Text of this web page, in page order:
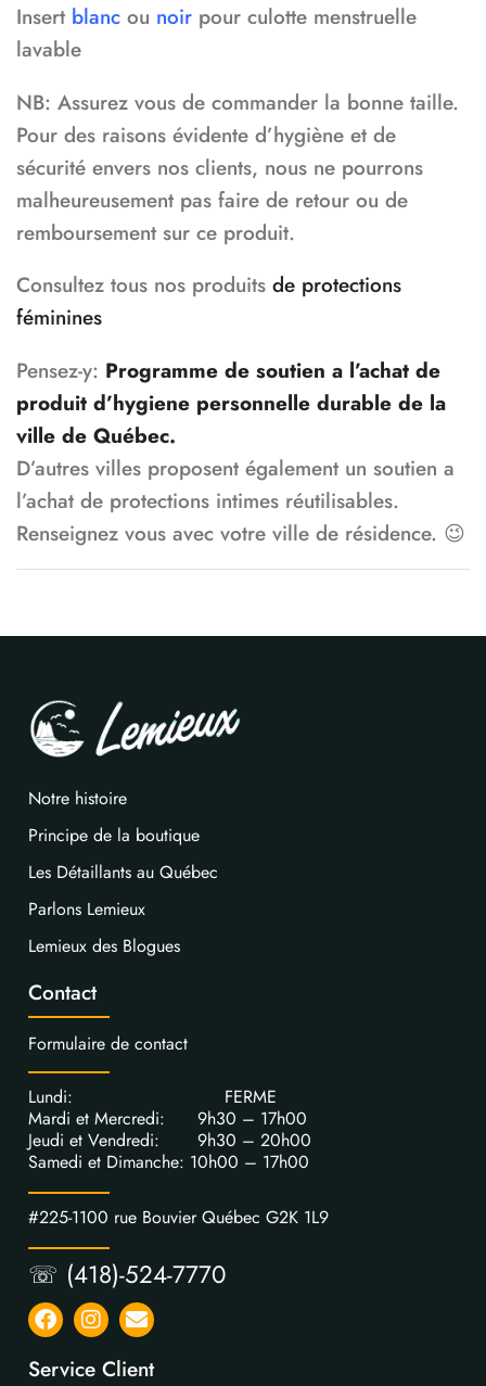
Insert blanc ou noir pour culotte menstruelle
lavable
NB: Assurez vous de commander la bonne taille.
Pour des raisons évidente d’hygiène et de
sécurité envers nos clients, nous ne pourrons
malheureusement pas faire de retour ou de
remboursement sur ce produit.
Consultez tous nos produits de protections
féminines
Pensez-y: Programme de soutien a l’achat de
produit d’hygiene personnelle durable de la
ville de Québec.
D’autres villes proposent également un soutien a
l’achat de protections intimes réutilisables.
Renseignez vous avec votre ville de résidence. 😉
Notre histoire
Principe de la boutique
Les Détaillants au Québec
Parlons Lemieux
Lemieux des Blogues
Contact
Formulaire de contact
Lundi: FERME
Mardi et Mercredi: 9h30 – 17h00
Jeudi et Vendredi: 9h30 – 20h00
Samedi et Dimanche: 10h00 – 17h00
#225-1100 rue Bouvier Québec G2K 1L9
☏ (418)-524-7770
Service Client